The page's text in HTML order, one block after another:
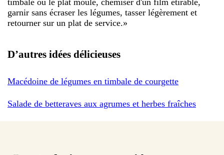
garnir sans écraser les légumes, tasser légèrement et
retourner sur un plat de service.»
D’autres idées délicieuses
Macédoine de légumes en timbale de courgette
Salade de betteraves aux agrumes et herbes fraîches